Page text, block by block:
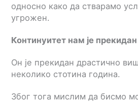
односно како да стварамо
угрожен.
Континуитет нам је
Он је прекидан драстично
неколико стотина година.
Због тога мислим да бисмо